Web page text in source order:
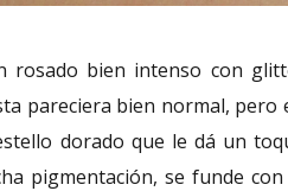
rosado bien intenso con
pareciera bien normal, pero
dorado que le dá un
pigmentación, se funde